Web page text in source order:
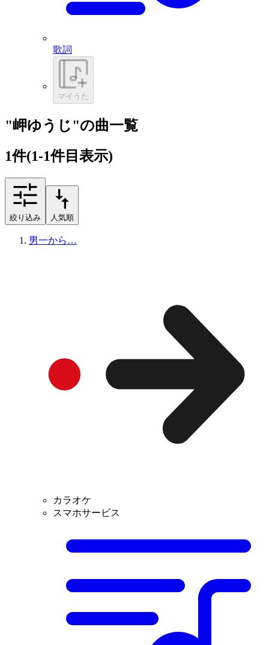
歌詞
マイうた
"岬ゆうじ"の曲一覧
1件(1-1件目表示)
絞り込み 人気順
男一から…
カラオケ
スマホサービス